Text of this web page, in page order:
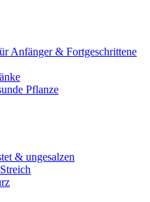
Anfänger & Fortgeschrittene
Pflanze
& ungesalzen